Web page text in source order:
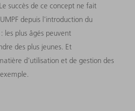
succès de ce concept ne fait
depuis l'introduction du
les plus âgés peuvent
des plus jeunes. Et
d'utilisation et de gestion des